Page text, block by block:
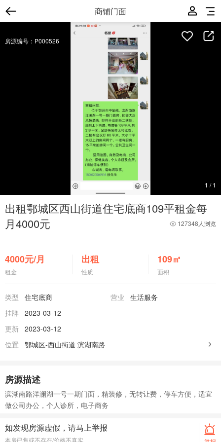
商铺门面
房源编号：P000526
1 /1
出租鄂城区西山街道住宅底商109平租金每
月4000元
127348人浏览
4000元/月
租金
出租
性质
109㎡
面积
类型 住宅底商 营业
生活服务
挂牌
2023-03-12
更新 2023-03-12
位置
鄂城区-西山街道 滨湖南路
房源描述
滨湖南路洋澜湖一号一期门面，精装修，无转让费，停车方便，适宜
做公司办公，个人诊所，电子商务
如发现房源虚假，请马上举报
本房已售或不存在/价格不真实